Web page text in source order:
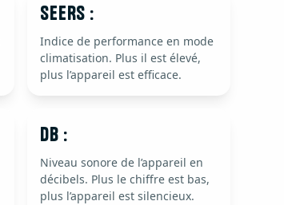
SEERS :
Indice de performance en mode
climatisation. Plus il est élevé,
plus l’appareil est efficace.
dB :
Niveau sonore de l’appareil en
décibels. Plus le chiffre est bas,
plus l’appareil est silencieux.